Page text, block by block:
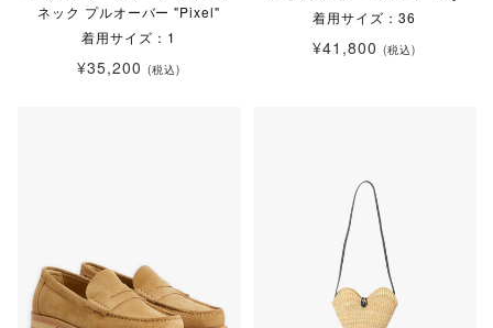
ネック プルオーバー "Pixel"
着用サイズ：1
¥35,200 (税込)
着用サイズ：36
¥41,800 (税込)